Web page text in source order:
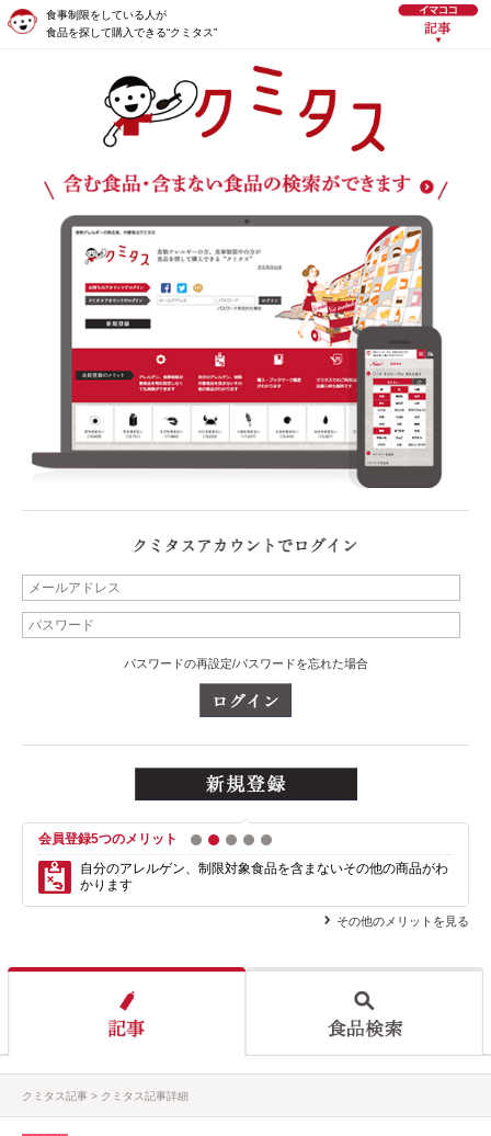
食事制限をしている人が
食品を探して購入できる“クミタス”
パスワードの再設定/パスワードを忘れた場合
会員登録5つのメリット 1 2 3 4
自分のアレルゲン、制限対象食品を含まないその他の商品がわ
かります
その他のメリットを見る
クミタス記事 クミタス記事詳細